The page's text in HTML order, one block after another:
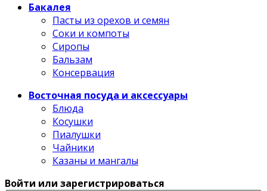
Бакалея
Пасты из орехов и семян
Соки и компоты
Сиропы
Бальзам
Консервация
Восточная посуда и аксессуары
Блюда
Косушки
Пиалушки
Чайники
Казаны и мангалы
Войти или зарегистрироваться